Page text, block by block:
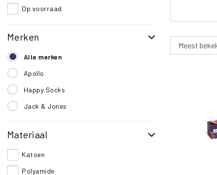
Op voorraad
Merken
Alle merken
Apollo
Happy Socks
Jack & Jones
Materiaal
Katoen
Polyamide